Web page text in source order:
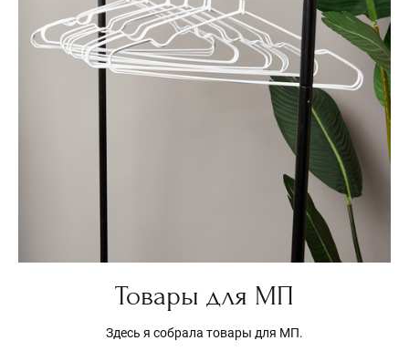
Товары для МП
Здесь я собрала товары для МП.